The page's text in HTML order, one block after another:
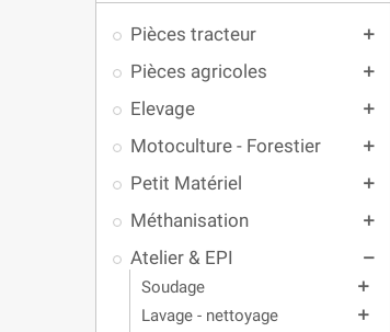
Pièces tracteur add
Pièces agricoles add
Elevage add
Motoculture - Forestier add
Petit Matériel add
Méthanisation add
Atelier & EPI remove
Soudage add
Lavage - nettoyage add